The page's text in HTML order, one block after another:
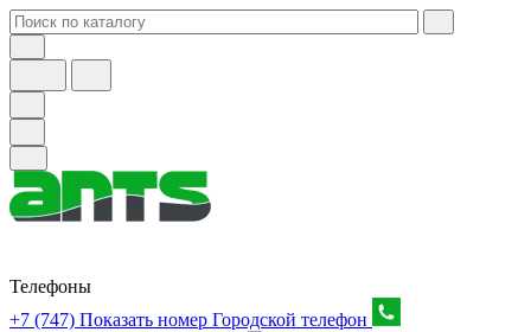
Телефоны
+7 (747) Показать номер Городской телефон